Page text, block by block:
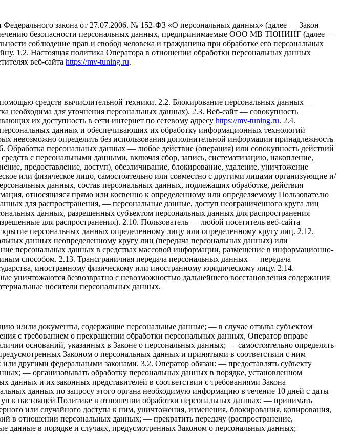
Федерального закона от 27.07.2006. № 152-ФЗ «О персональных данных» (далее — Закон
безопасности персональных данных, предпринимаемые ООО МВ ТЮНИНГ (далее —
соблюдение прав и свобод человека и гражданина при обработке его персональных
1.2. Настоящая политика Оператора в отношении обработки персональных данных
веб-сайта https://mv-tuning.ru.
средств вычислительной техники. 2.2. Блокирование персональных данных —
необходима для уточнения персональных данных). 2.3. Веб-сайт — совокупность
их доступность в сети интернет по сетевому адресу https://mv-tuning.ru. 2.4.
данных и обеспечивающих их обработку информационных технологий
невозможно определить без использования дополнительной информации принадлежность
персональных данных — любое действие (операция) или совокупность действий
с персональными данными, включая сбор, запись, систематизацию, накопление,
предоставление, доступ), обезличивание, блокирование, удаление, уничтожение
или физическое лицо, самостоятельно или совместно с другими лицами организующие и/
данных, состав персональных данных, подлежащих обработке, действия
относящаяся прямо или косвенно к определенному или определяемому Пользователю
для распространения, — персональные данные, доступ неограниченного круга лиц
данных, разрешенных субъектом персональных данных для распространения
для распространения). 2.10. Пользователь — любой посетитель веб-сайта
персональных данных определенному лицу или определенному кругу лиц. 2.12.
данных неопределенному кругу лиц (передача персональных данных) или
персональных данных в средствах массовой информации, размещение в информационно-
способом. 2.13. Трансграничная передача персональных данных — передача
иностранному физическому или иностранному юридическому лицу. 2.14.
уничтожаются безвозвратно с невозможностью дальнейшего восстановления содержания
носители персональных данных.
и/или документы, содержащие персональные данные; — в случае отзыва субъектом
с требованием о прекращении обработки персональных данных, Оператор вправе
оснований, указанных в Законе о персональных данных; — самостоятельно определять
Законом о персональных данных и принятыми в соответствии с ним
другими федеральными законами. 3.2. Оператор обязан: — предоставлять субъекту
— организовывать обработку персональных данных в порядке, установленном
и их законных представителей в соответствии с требованиями Закона
данных по запросу этого органа необходимую информацию в течение 10 дней с даты
к настоящей Политике в отношении обработки персональных данных; — принимать
или случайного доступа к ним, уничтожения, изменения, блокирования, копирования,
в отношении персональных данных; — прекратить передачу (распространение,
данные в порядке и случаях, предусмотренных Законом о персональных данных;